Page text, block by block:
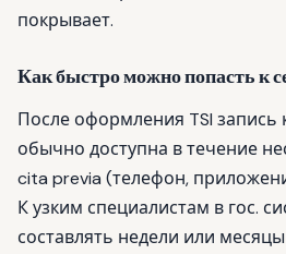
покрывает.
Как быстро можно попасть к
После оформления TSI запись
обычно доступна в течение
cita previa (телефон,
К узким специалистам в гос.
составлять недели или